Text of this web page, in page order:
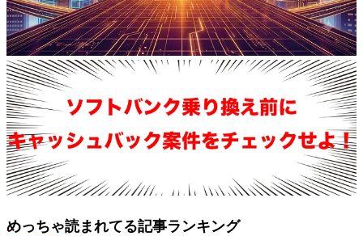
めっちゃ読まれてる記事ランキング